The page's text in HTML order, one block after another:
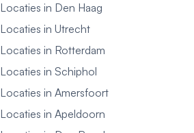
Locaties in Den Haag
Locaties in Utrecht
Locaties in Rotterdam
Locaties in Schiphol
Locaties in Amersfoort
Locaties in Apeldoorn